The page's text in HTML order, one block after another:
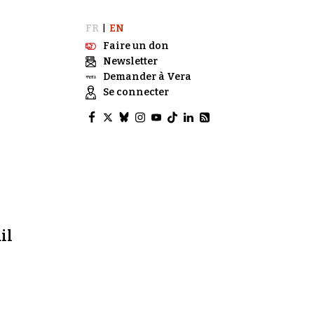
FR
EN
Faire un don
Newsletter
Demander à Vera
Se connecter